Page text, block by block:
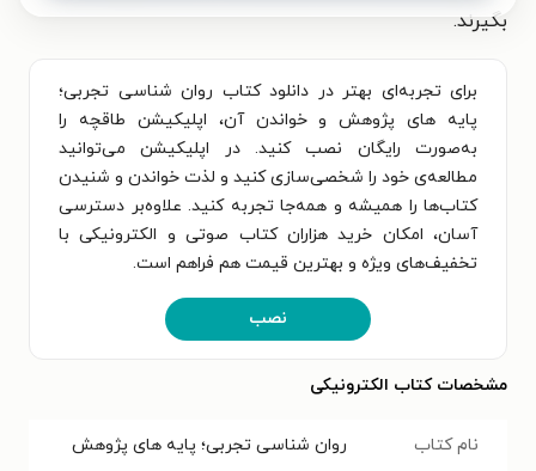
بگیرند.
برای تجربه‌ای بهتر در دانلود کتاب روان شناسی تجربی؛
پایه های پژوهش و خواندن آن، اپلیکیشن طاقچه را
به‌صورت رایگان نصب کنید. در اپلیکیشن می‌توانید
مطالعه‌ی خود را شخصی‌سازی کنید و لذت خواندن و شنیدن
کتاب‌ها را همیشه و همه‌جا تجربه کنید. علاوه‌بر دسترسی
آسان، امکان خرید هزاران کتاب صوتی و الکترونیکی با
تخفیف‌های ویژه و بهترین قیمت هم فراهم است.
نصب
مشخصات کتاب الکترونیکی
نام کتاب روان شناسی تجربی؛ پایه های پژوهش